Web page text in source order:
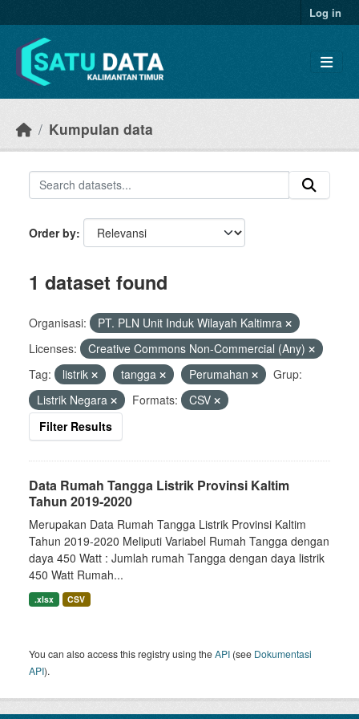
Log in
Kumpulan data
Order by
1 dataset found
Organisasi:
PT. PLN Unit Induk Wilayah Kaltimra
Licenses:
Creative Commons Non-Commercial (Any)
Tag:
listrik tangga Perumahan
Grup:
Listrik Negara
Formats:
CSV
Filter Results
Data Rumah Tangga Listrik Provinsi Kaltim
Tahun 2019-2020
Merupakan Data Rumah Tangga Listrik Provinsi Kaltim
Tahun 2019-2020 Meliputi Variabel Rumah Tangga dengan
daya 450 Watt : Jumlah rumah Tangga dengan daya listrik
450 Watt Rumah...
.xlsx CSV
You can also access this registry using theAPI (see Dokumentasi
API).